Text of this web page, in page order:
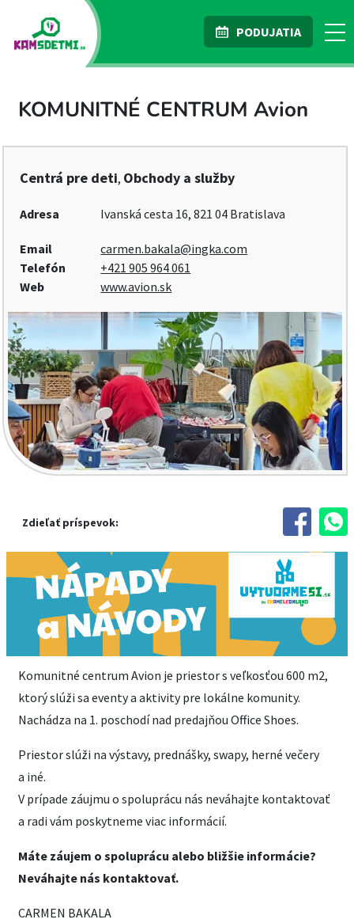
PODUJATIA
KOMUNITNÉ CENTRUM Avion
Centrá pre deti, Obchody a služby
Adresa Ivanská cesta 16, 821 04 Bratislava
Email
carmen.bakala@ingka.com
Telefón
+421 905 964 061
Web
www.avion.sk
Zdieľať príspevok:
Komunitné centrum Avion je priestor s veľkosťou 600 m2,
ktorý slúži sa eventy a aktivity pre lokálne komunity.
Nachádza na 1. poschodí nad predajňou Office Shoes.
Priestor slúži na výstavy, prednášky, swapy, herné večery
a iné.
V prípade záujmu o spoluprácu nás neváhajte kontaktovať
a radi vám poskytneme viac informácií.
Máte záujem o spoluprácu alebo bližšie informácie?
Neváhajte nás kontaktovať.
CARMEN BAKALA